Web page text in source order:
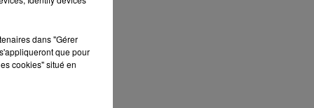
dans "Gérer
que pour
cookies" situé en